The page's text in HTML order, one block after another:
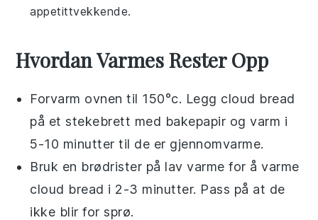
appetittvekkende.
Hvordan Varmes Rester Opp
Forvarm ovnen til 150°c. Legg cloud bread
på et stekebrett med bakepapir og varm i
5-10 minutter til de er gjennomvarme.
Bruk en brødrister på lav varme for å varme
cloud bread i 2-3 minutter. Pass på at de
ikke blir for sprø.